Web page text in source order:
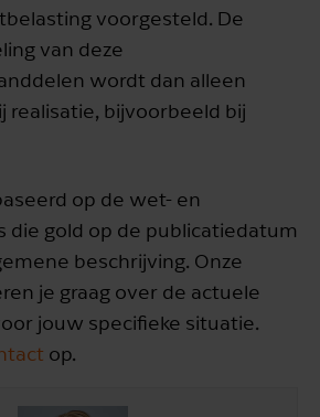
voorgesteld. De
van deze
wordt dan alleen
realisatie, bijvoorbeeld bij
op de wet- en
die gold op de publicatiedatum
beschrijving. Onze
je graag over de actuele
jouw specifieke situatie.
op.